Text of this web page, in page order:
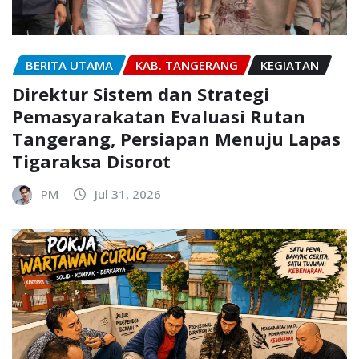
BERITA UTAMA KAB. TANGERANG KEGIATAN
Direktur Sistem dan Strategi
Pemasyarakatan Evaluasi Rutan
Tangerang, Persiapan Menuju Lapas
Tigaraksa Disorot
PM Jul 31, 2026